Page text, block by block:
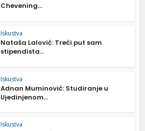
Chevening...
Iskustva
Nataša Lalović: Treći put sam
stipendista...
Iskustva
Adnan Muminović: Studiranje u
Ujedinjenom...
Iskustva